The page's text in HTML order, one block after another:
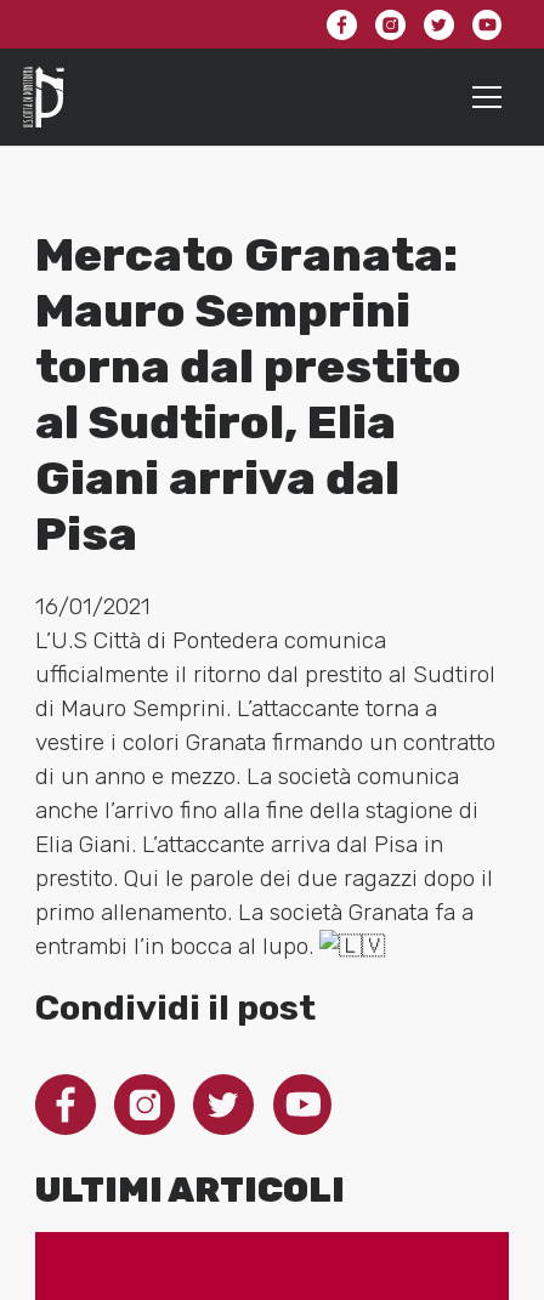
Mercato Granata:
Mauro Semprini
torna dal prestito
al Sudtirol, Elia
Giani arriva dal
Pisa
16/01/2021
L’U.S Città di Pontedera comunica
ufficialmente il ritorno dal prestito al Sudtirol
di Mauro Semprini. L’attaccante torna a
vestire i colori Granata firmando un contratto
di un anno e mezzo. La società comunica
anche l’arrivo fino alla fine della stagione di
Elia Giani. L’attaccante arriva dal Pisa in
prestito. Qui le parole dei due ragazzi dopo il
primo allenamento. La società Granata fa a
entrambi l’in bocca al lupo.
Condividi il post
ULTIMI ARTICOLI